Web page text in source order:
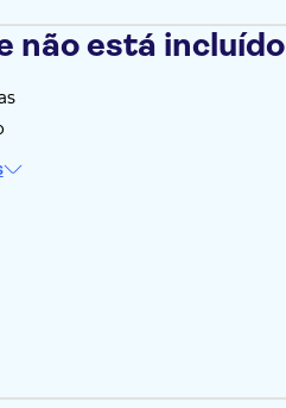
não está incluído